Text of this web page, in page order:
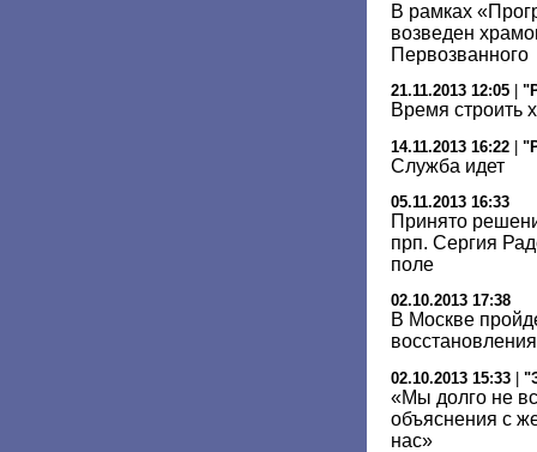
В рамках
возведен
Первозванного
21.11.2013 12:05
Время строить
14.11.2013 16:22
Служба идет
05.11.2013 16:33
Принято
прп. Сергия
поле
02.10.2013 17:38
В Москве
02.10.2013 15:33
«Мы долго не
объяснения с
нас»